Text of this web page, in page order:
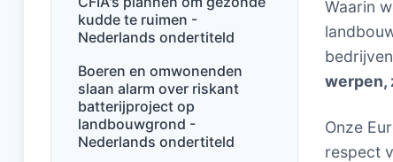
kudde te ruimen -
Nederlands ondertiteld
Boeren en omwonenden
slaan alarm over riskant
batterijproject op
landbouwgrond -
Nederlands ondertiteld
Waarin
werpen,
Onze
respect